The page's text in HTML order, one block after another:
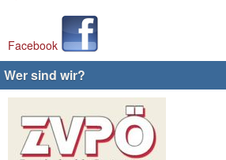
Facebook
Wer sind wir?